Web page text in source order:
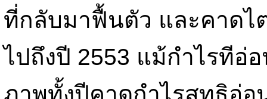
ที่กลับมาฟื้นตัว และคาดไ
ไปถึงปี 2553 แม้กำไรทีอ่